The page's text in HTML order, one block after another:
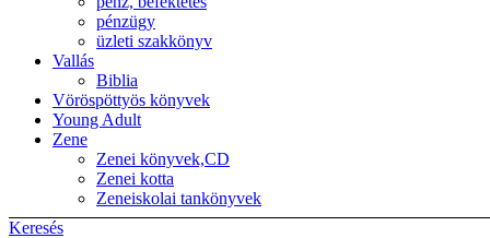
Keresés
pénzügy
üzleti szakkönyv
Vallás
Biblia
Vöröspöttyös könyvek
Young Adult
Zene
Zenei könyvek,CD
Zenei kotta
Zeneiskolai tankönyvek